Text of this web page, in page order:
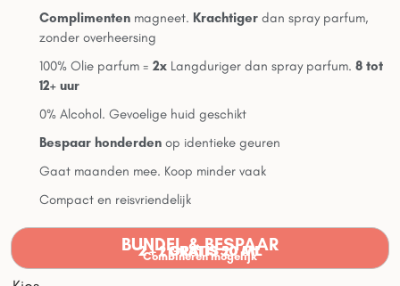
Complimenten magneet. Krachtiger dan spray parfum,
zonder overheersing
100% Olie parfum = 2x Langduriger dan spray parfum. 8 tot
12+ uur
0% Alcohol. Gevoelige huid geschikt
Bespaar honderden op identieke geuren
Gaat maanden mee. Koop minder vaak
Compact en reisvriendelijk
BUNDEL & BESPAAR
2 + 2 GRATIS 20 ML
2 + 1 GRATIS 50 ML
Combineren mogelijk